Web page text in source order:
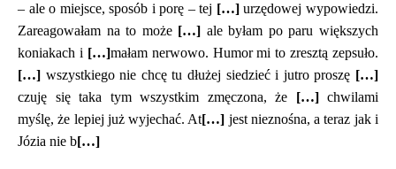
– ale o miejsce, sposób i porę – tej […]urzędowej wypowiedzi.
Zareagowałam na to może […] ale byłam po paru większych
koniakach i […]małam nerwowo. Humor mi to zresztą zepsuło.
[…] wszystkiego nie chcę tu dłużej siedzieć i jutro proszę […]
czuję się taka tym wszystkim zmęczona, że […]chwilami
myślę, że lepiej już wyjechać. At[…] jest nieznośna, a teraz jak i
Józia nie b[…]